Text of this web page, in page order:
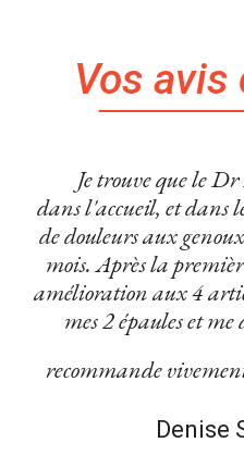
Vos
Je trouve que le
dans l'accueil, et dans
de douleurs aux
mois. Après la
amélioration aux 4
mes 2 épaules et
recommande
Denise